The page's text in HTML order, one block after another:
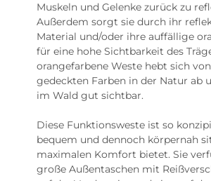
Muskeln und Gelenke zurück zu
Außerdem sorgt sie durch ihr
Material und/oder ihre auffällige
für eine hohe Sichtbarkeit des
orangefarbene Weste hebt sich
gedeckten Farben in der Natur ab
im Wald gut sichtbar.
Diese Funktionsweste ist so
bequem und dennoch körpernah
maximalen Komfort bietet. Sie
große Außentaschen mit